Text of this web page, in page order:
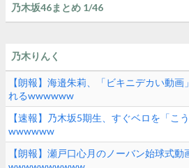
乃木坂46まとめ 1/46
乃木りんく
【朗報】海邉朱莉、「ビキニデカい動
れるwwwwww
【速報】乃木坂5期生、すぐベロを「こ
wwwwww
【朗報】瀬戸口心月のノーバン始球式動